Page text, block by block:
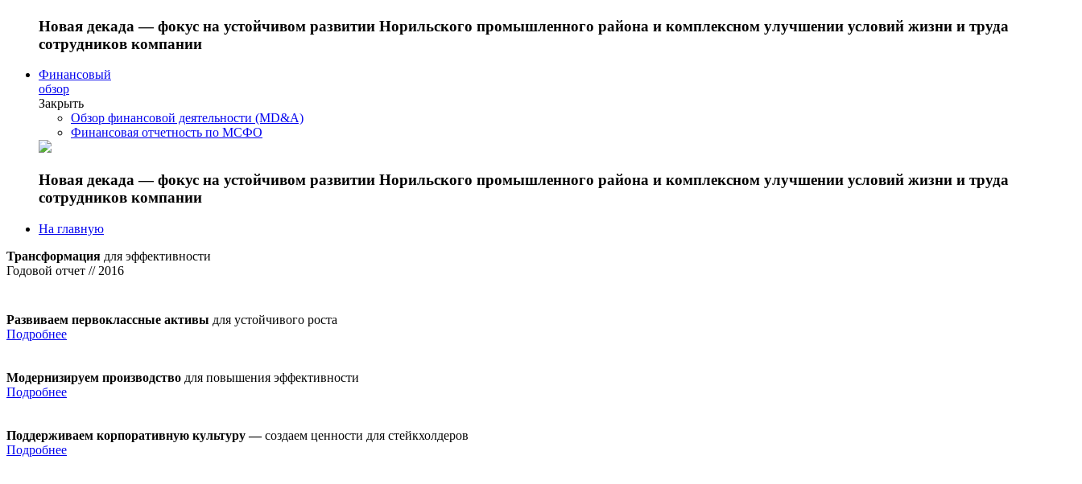
Новая декада — фокус на устойчивом развитии Норильского промышленного района и комплексном улучшении условий жизни и труда
сотрудников компании
Финансовый
обзор
Закрыть
Обзор финансовой деятельности (MD&A)
Финансовая отчетность по МСФО
Новая декада — фокус на устойчивом развитии Норильского промышленного района и комплексном улучшении условий жизни и труда
сотрудников компании
На главную
Трансформация для эффективности
Годовой отчет // 2016
Развиваем первоклассные активы для устойчивого роста
Подробнее
Модернизируем производство для повышения эффективности
Подробнее
Поддерживаем корпоративную культуру —создаем ценности для стейкхолдеров
Подробнее